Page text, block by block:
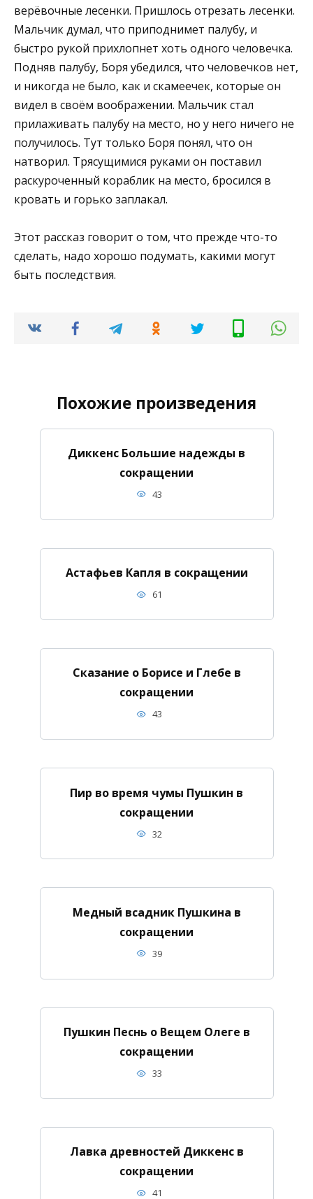
верёвочные лесенки. Пришлось отрезать лесенки.
Мальчик думал, что приподнимет палубу, и
быстро рукой прихлопнет хоть одного человечка.
Подняв палубу, Боря убедился, что человечков нет,
и никогда не было, как и скамеечек, которые он
видел в своём воображении. Мальчик стал
прилаживать палубу на место, но у него ничего не
получилось. Тут только Боря понял, что он
натворил. Трясущимися руками он поставил
раскуроченный кораблик на место, бросился в
кровать и горько заплакал.
Этот рассказ говорит о том, что прежде что-то
сделать, надо хорошо подумать, какими могут
быть последствия.
Похожие произведения
Диккенс Большие надежды в
сокращении
43
Астафьев Капля в сокращении
61
Сказание о Борисе и Глебе в
сокращении
43
Пир во время чумы Пушкин в
сокращении
32
Медный всадник Пушкина в
сокращении
39
Пушкин Песнь о Вещем Олеге в
сокращении
33
Лавка древностей Диккенс в
сокращении
41